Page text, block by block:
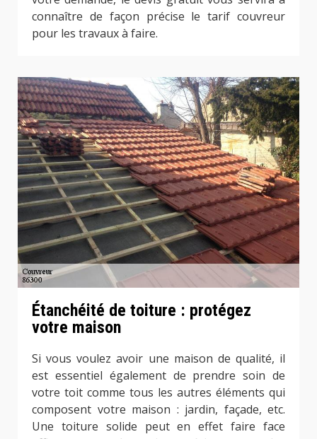
connaître de façon précise le tarif couvreur
pour les travaux à faire.
Étanchéité de toiture : protégez
votre maison
Si vous voulez avoir une maison de qualité, il
est essentiel également de prendre soin de
votre toit comme tous les autres éléments qui
composent votre maison : jardin, façade, etc.
Une toiture solide peut en effet faire face